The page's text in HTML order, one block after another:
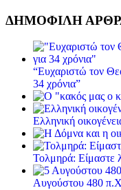
ΔΗΜΟΦΙΛΗ
“Ευχαριστώ τον
34 χρόνια”
Ελληνική
Τολμηρά: Είμαστε
Αυγούστου 480